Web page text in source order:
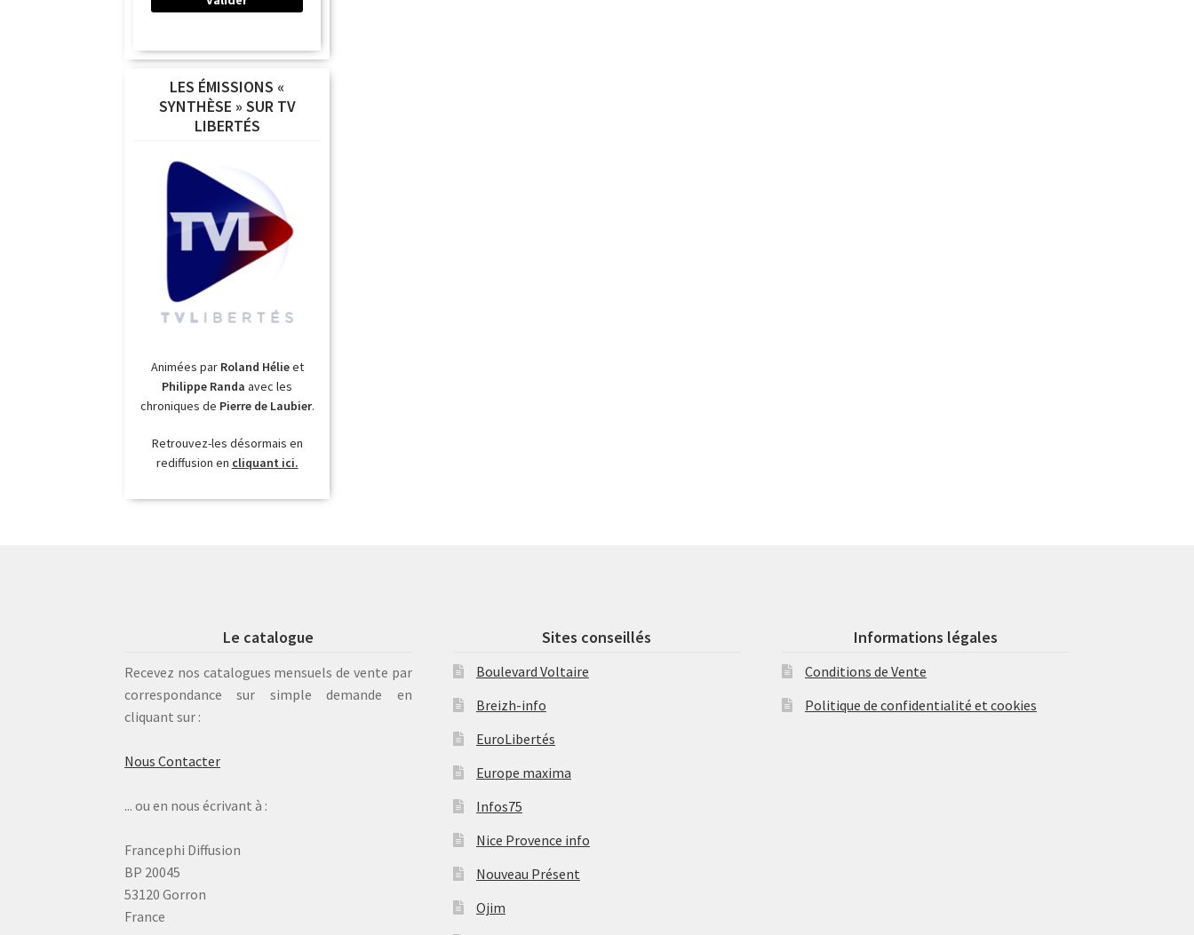
LES ÉMISSIONS «
SYNTHÈSE » SUR TV
LIBERTÉS
Animées par Roland Hélieet
Philippe Randa avec les
chroniques de Pierre de Laubier.
Retrouvez-les désormais en
rediffusion en cliquant ici.
Le catalogue
Recevez nos catalogues mensuels de vente par
correspondance sur simple demande en
cliquant sur :
Nous Contacter
... ou en nous écrivant à :
Francephi Diffusion
BP 20045
53120 Gorron
France
Sites conseillés
Boulevard Voltaire
Breizh-info
EuroLibertés
Europe maxima
Infos75
Nice Provence info
Nouveau Présent
Ojim
Informations légales
Conditions de Vente
Politique de confidentialité et cookies